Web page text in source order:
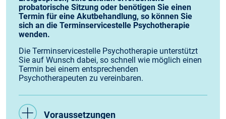
probatorische Sitzung oder benötigen Sie einen
Termin für eine Akutbehandlung, so können Sie
sich an die Terminservicestelle Psychotherapie
wenden.
Die Terminservicestelle Psychotherapie unterstützt
Sie auf Wunsch dabei, so schnell wie möglich einen
Termin bei einem entsprechenden
Psychotherapeuten zu vereinbaren.
Voraussetzungen